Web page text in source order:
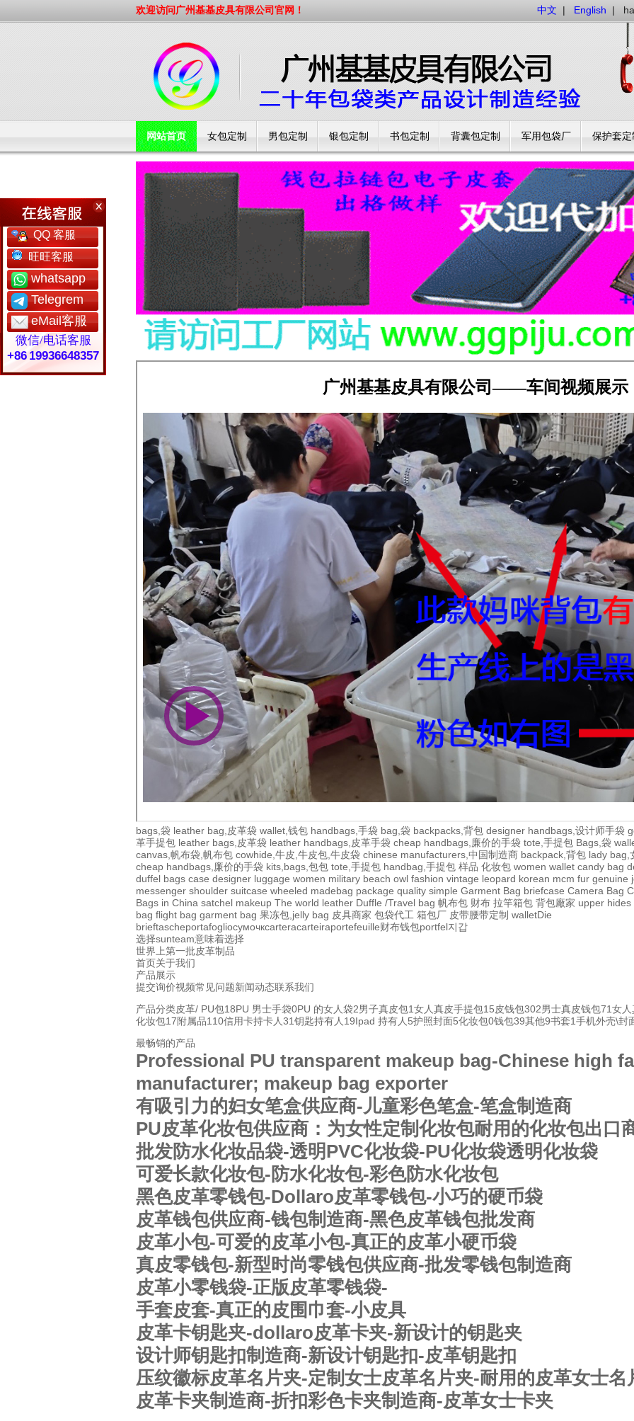
QQ 客服
旺旺客服
whatsapp
Telegrem
eMail客服
微信/电话客服
+86 19936648357
欢迎访问广州基基皮具有限公司官网！ 中文 | English |
网站首页 女包定制 男包定制 银包定制 书包定制 背囊包定制 军用包袋厂 保护套定
工厂简介
bags,袋 leather bag,皮革袋 wallet,钱包 handbags,手袋 bag,袋 backpacks,背包 designer handbags,设计师手袋
革手提包 leather bags,皮革袋 leather handbags,皮革手袋 cheap handbags,廉价的手袋 tote,手提包 Bags,袋
canvas,帆布袋,帆布包 cowhide,牛皮,牛皮包,牛皮袋 chinese manufacturers,中国制造商 backpack,背包 lady bag,
cheap handbags,廉价的手袋 kits,bags,包包 tote,手提包 handbag,手提包 样品 化妆包 women wallet candy bag
duffel bags case designer luggage women military beach owl fashion vintage leopard korean mcm fur genuine
messenger shoulder suitcase wheeled madebag package quality simple Garment Bag briefcase Camera Bag
Bags in China satchel makeup The world leather Duffle /Travel bag 帆布包 财布 拉竿箱包 背包廠家 upper hides
bag flight bag garment bag 果冻包,jelly bag 皮具商家 包袋代工 箱包厂 皮带腰带定制 walletDie
brieftascheportafoglioсумочкcarteracarteiraportefeuille财布钱包portfel지갑
选择sunteam意味着选择
世界上第一批皮革制品
首页关于我们
产品展示
提交询价视频常见问题新闻动态联系我们
产品分类皮革/ PU包18PU 男士手袋0PU 的女人袋2男子真皮包1女人真皮手提包15皮钱包302男士真皮钱包71女人
化妆包17附属品110信用卡持卡人31钥匙持有人19Ipad 持有人5护照封面5化妆包0钱包39其他9书套1手机外壳\封
最畅销的产品
Professional PU transparent makeup bag-Chinese high
manufacturer; makeup bag exporter
有吸引力的妇女笔盒供应商-儿童彩色笔盒-笔盒制造商
PU皮革化妆包供应商：为女性定制化妆包耐用的化妆包出口
批发防水化妆品袋-透明PVC化妆袋-PU化妆袋透明化妆袋
可爱长款化妆包-防水化妆包-彩色防水化妆包
黑色皮革零钱包-Dollaro皮革零钱包-小巧的硬币袋
皮革钱包供应商-钱包制造商-黑色皮革钱包批发商
皮革小包-可爱的皮革小包-真正的皮革小硬币袋
真皮零钱包-新型时尚零钱包供应商-批发零钱包制造商
皮革小零钱袋-正版皮革零钱袋-
手套皮套-真正的皮围巾套-小皮具
皮革卡钥匙夹-dollaro皮革卡夹-新设计的钥匙夹
设计师钥匙扣制造商-新设计钥匙扣-皮革钥匙扣
压纹徽标皮革名片夹-定制女士皮革名片夹-耐用的皮革女士名
皮革卡夹制造商-折扣彩色卡夹制造商-皮革女士卡夹